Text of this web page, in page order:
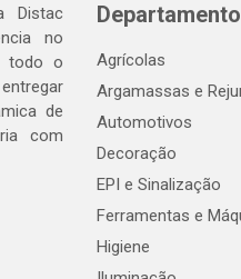
Distac
no
todo o
de
com
Agrícolas
Argamassas e
Automotivos
Decoração
EPI e Sinalização
Ferramentas e
Higiene